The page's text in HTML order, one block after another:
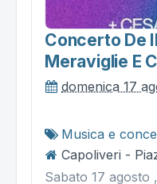
Concerto De
Meraviglie E
domenica 17
Musica e
Capoliveri -
Sabato 17 agosto